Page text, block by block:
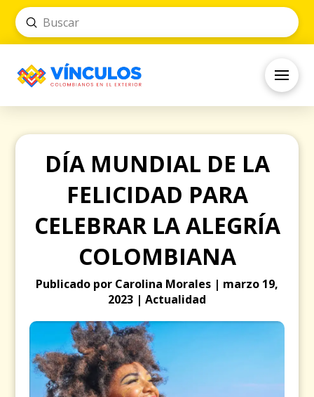
Search
Submit
DÍA MUNDIAL DE LA
FELICIDAD PARA
CELEBRAR LA ALEGRÍA
COLOMBIANA
Publicado por Carolina Morales | marzo 19,
2023 | Actualidad